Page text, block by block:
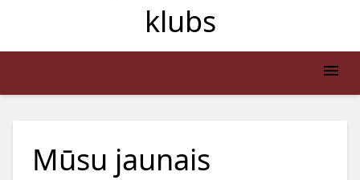
klubs
Mūsu jaunais